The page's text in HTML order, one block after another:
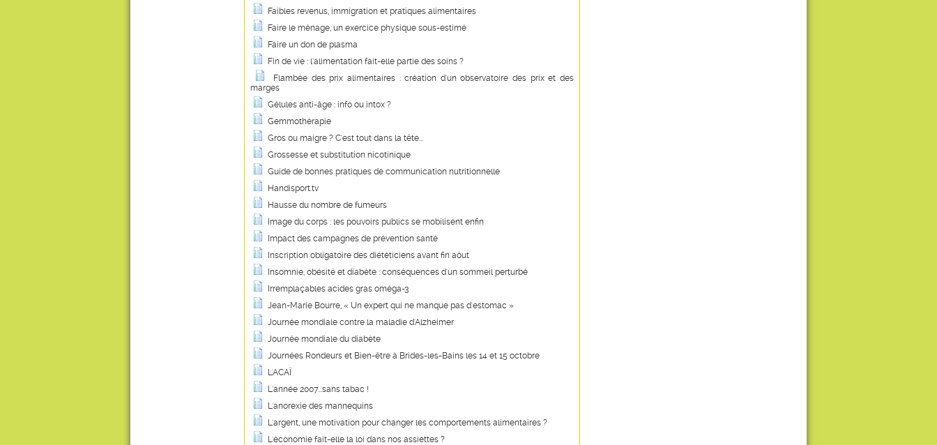
Faibles revenus, immigration et pratiques alimentaires
Faire le ménage, un exercice physique sous-estimé
Faire un don de plasma
Fin de vie : l'alimentation fait-elle partie des soins ?
Flambée des prix alimentaires : création d'un observatoire des prix et des
marges
Gélules anti-âge : info ou intox ?
Gemmothérapie
Gros ou maigre ? C'est tout dans la tête...
Grossesse et substitution nicotinique
Guide de bonnes pratiques de communication nutritionnelle
Handisport.tv
Hausse du nombre de fumeurs
Image du corps : les pouvoirs publics se mobilisent enfin
Impact des campagnes de prévention santé
Inscription obligatoire des diététiciens avant fin aôut
Insomnie, obésité et diabète : conséquences d'un sommeil perturbé
Irremplaçables acides gras oméga-3
Jean-Marie Bourre, « Un expert qui ne manque pas d'estomac »
Journée mondiale contre la maladie d'Alzheimer
Journée mondiale du diabète
Journées Rondeurs et Bien-être à Brides-les-Bains les 14 et 15 octobre
L'ACAÏ
L'année 2007...sans tabac !
L'anorexie des mannequins
L'argent, une motivation pour changer les comportements alimentaires ?
L'économie fait-elle la loi dans nos assiettes ?